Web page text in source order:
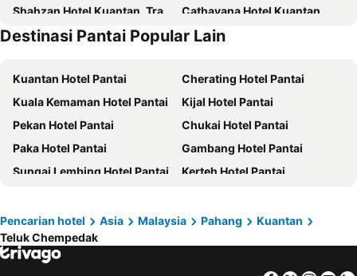
Shahzan Hotel Kuantan, Trademark Collection by Wyndham
Cathayana Hotel Kuantan
The V Hotel
Hotel Seri Malaysia Kuantan
Elmark Hotel Kuantan
AC Hotel Kuantan
The Riverbank Hotel
Hotel Grand Continental Kuantan
Vivo Hotel
Arenaa Batik Boutique Hotel
Rocana Hotel
The Leverage Lite Hotel Kuantan
Riverside Boutique Guesthouse
E-RED HOTEL KUANTAN
Lovita Kuantan Hotel
Classic Boutique Hotel Kuantan
Kosma Boutique Hotel
DarulMakmur Scout Lodge
Destinasi Pantai Popular Lain
Kuantan Hotel Pantai
Cherating Hotel Pantai
Kuala Kemaman Hotel Pantai
Kijal Hotel Pantai
Pekan Hotel Pantai
Chukai Hotel Pantai
Paka Hotel Pantai
Gambang Hotel Pantai
Sungai Lembing Hotel Pantai
Kerteh Hotel Pantai
Kampung Air Putih Hotel Pantai
Teluk Sisek Hotel Pantai
Kemasik Hotel Pantai
Rompin Hotel Pantai
Pencarian hotel Asia Malaysia Pahang
Kuantan
Teluk Chempedak